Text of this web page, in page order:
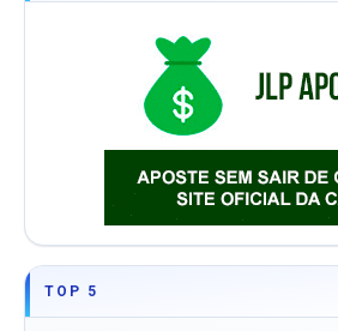
TOP 5